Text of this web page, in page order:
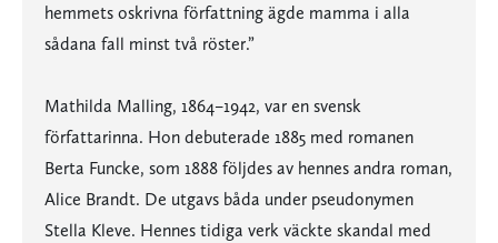
hemmets oskrivna författning ägde mamma i alla
sådana fall minst två röster.”
Mathilda Malling, 1864–1942, var en svensk
författarinna. Hon debuterade 1885 med romanen
Berta Funcke, som 1888 följdes av hennes andra roman,
Alice Brandt. De utgavs båda under pseudonymen
Stella Kleve. Hennes tidiga verk väckte skandal med